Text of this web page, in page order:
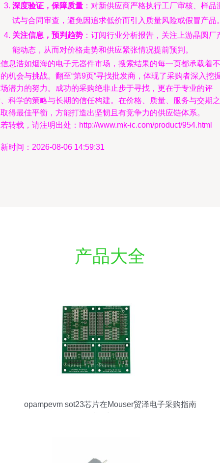
深度验证，保障质量 ：对新供应商严格执行工厂审核、样品
试与合同审查，避免因追求低价而引入质量风险或假冒产品
关注信息，预判趋势 ：订阅行业分析报告，关注上游晶圆厂
能动态，从而对价格走势和供应紧张情况提前预判。
息浩如烟海的电子元器件市场，搜索结果的每一页都承载着不
机会与挑战。翻至“第9页”寻找批发商，体现了采购者深入挖
潜力的努力。成功的采购绝非止步于寻找，更在于专业的评
科学的策略与长期的信任构建。在价格、质量、服务与交期之
得最佳平衡，方能打造出坚韧且有竞争力的供应链体系。
转载，请注明出处：http://www.mk-ic.com/product/954.html
时间：2026-08-06 14:59:31
产品大全
opampevm sot23芯片在Mouser贸泽电子采购指南